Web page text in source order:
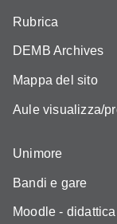
Rubrica
DEMB Archives
Mappa del sito
Aule visualizza/
Unimore
Bandi e gare
Moodle -